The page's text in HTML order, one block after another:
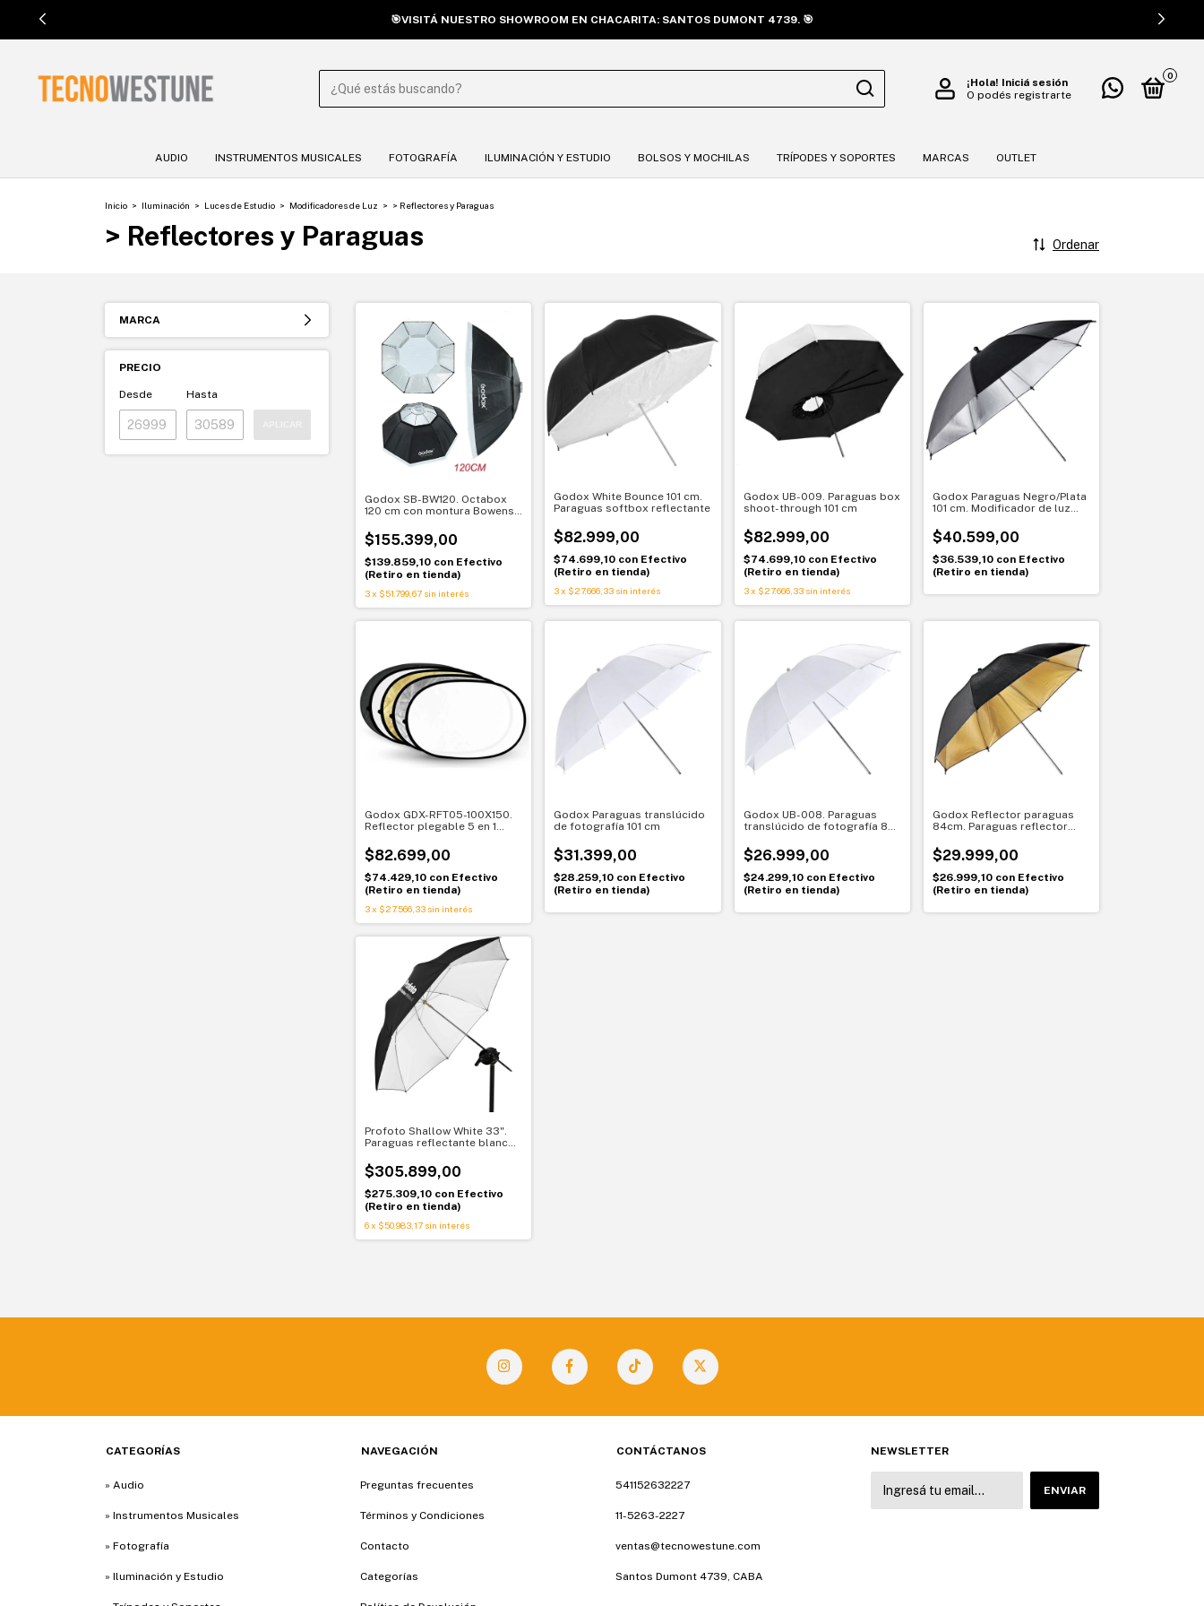
🎯VISITÁ NUESTRO SHOWROOM EN CHACARITA: SANTOS DUMONT 4739. 🎯
¡Hola! Iniciá sesión
O podés registrarte
0
AUDIO INSTRUMENTOS MUSICALES FOTOGRAFÍA ILUMINACIÓN Y ESTUDIO BOLSOS Y MOCHILAS TRÍPODES Y SOPORTES MARCAS OUTLET
Inicio > Iluminación > Luces de Estudio > Modificadores de Luz > > Reflectores y Paraguas
> Reflectores y Paraguas Ordenar
MARCA
PRECIO
Desde Hasta
Godox SB-BW120. Octabox
120 cm con montura Bowens.
$155.399,00
$139.859,10 con Efectivo
(Retiro en tienda)
3x $51.799,67 sin interés
Godox White Bounce 101 cm.
Paraguas softbox reflectante
$82.999,00
$74.699,10 con Efectivo
(Retiro en tienda)
3x $27.666,33 sin interés
Godox UB-009. Paraguas box
shoot-through 101 cm
$82.999,00
$74.699,10 con Efectivo
(Retiro en tienda)
3 x $27.666,33 sin interés
Godox Paraguas Negro/Plata
101 cm. Modificador de luz
$40.599,00
$36.539,10 con Efectivo
(Retiro en tienda)
Godox GDX-RFT05-100X150.
Reflector plegable 5 en 1
$82.699,00
$74.429,10 con Efectivo
(Retiro en tienda)
3x $27.566,33 sin interés
Godox Paraguas translúcido
de fotografía 101 cm
$31.399,00
$28.259,10 con Efectivo
(Retiro en tienda)
Godox UB-008. Paraguas
translúcido de fotografía 84
$26.999,00
$24.299,10 con Efectivo
(Retiro en tienda)
Godox Reflector paraguas
84cm. Paraguas reflector
$29.999,00
$26.999,10 con Efectivo
(Retiro en tienda)
Profoto Shallow White 33".
Paraguas reflectante blanco.
$305.899,00
$275.309,10 con Efectivo
(Retiro en tienda)
6x $50.983,17 sin interés
CATEGORÍAS
» Audio
» Instrumentos Musicales
» Fotografía
» Iluminación y Estudio
NAVEGACIÓN
Preguntas frecuentes
Términos y Condiciones
Contacto
Categorías
CONTÁCTANOS
541152632227
11-5263-2227
ventas@tecnowestune.com
Santos Dumont 4739, CABA
NEWSLETTER